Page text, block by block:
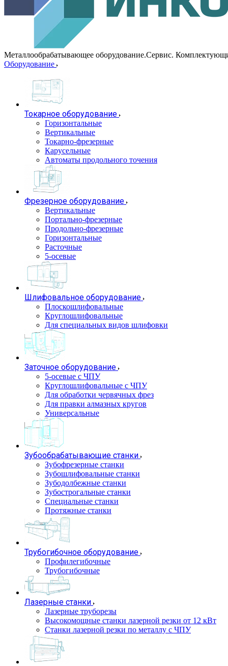
Металлообрабатывающее оборудование.Сервис.
Оборудование
Токарное оборудование
Горизонтальные
Вертикальные
Токарно-фрезерные
Карусельные
Автоматы продольного точения
Фрезерное оборудование
Вертикальные
Портально-фрезерные
Продольно-фрезерные
Горизонтальные
Расточные
5-осевые
Шлифовальное оборудование
Плоскошлифовальные
Круглошлифовальные
Для специальных видов шлифовки
Заточное оборудование
5-осевые с ЧПУ
Круглошлифовальные с ЧПУ
Для обработки червячных фрез
Для правки алмазных кругов
Универсальные
Зубообрабатывающие станки
Зубофрезерные станки
Зубошлифовальные станки
Зубодолбежные станки
Зубострогальные станки
Специальные станки
Протяжные станки
Трубогибочное оборудование
Профилегибочные
Трубогибочные
Лазерные станки
Лазерные труборезы
Высокомощные станки лазерной резки от 12 кВт
Станки лазерной резки по металлу с ЧПУ